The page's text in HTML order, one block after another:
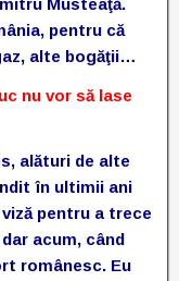
Musteaţă.
pentru că
alte bogăţii…
nu vor să lase
alături de alte
în ultimii ani
pentru a trece
acum, când
românesc. Eu